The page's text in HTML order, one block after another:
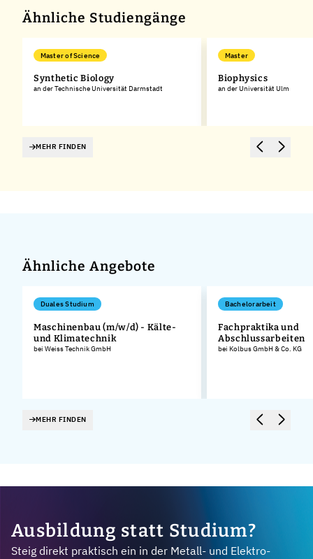
Ähnliche Studiengänge
Master of Science
Synthetic Biology
an der Technische Universität Darmstadt
Master
Biophysics
an der Universität Ulm
MEHR FINDEN
Ähnliche Angebote
Duales Studium
Maschinenbau (m/w/d) - Kälte-
und Klimatechnik
bei Weiss Technik GmbH
Bachelorarbeit
Fachpraktika und
Abschlussarbeiten
bei Kolbus GmbH & Co. KG
MEHR FINDEN
Ausbildung statt Studium?
Steig direkt praktisch ein in der Metall- und Elektro-